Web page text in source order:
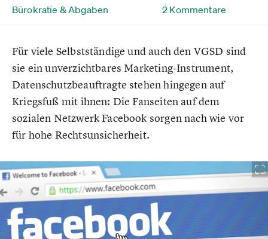
Bürokratie & Abgaben 2 Kommentare
Für viele Selbstständige und auch den VGSD sind
sie ein unverzichtbares Marketing-Instrument,
Datenschutzbeauftragte stehen hingegen auf
Kriegsfuß mit ihnen: Die Fanseiten auf dem
sozialen Netzwerk Facebook sorgen nach wie vor
für hohe Rechtsunsicherheit.